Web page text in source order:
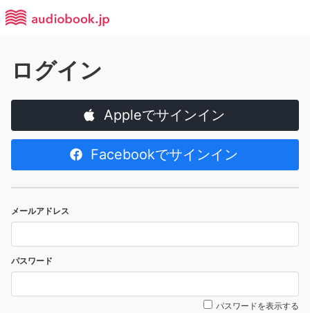
ログイン
Appleでサインイン
Facebookでサインイン
メールアドレス
パスワード
パスワードを表示する